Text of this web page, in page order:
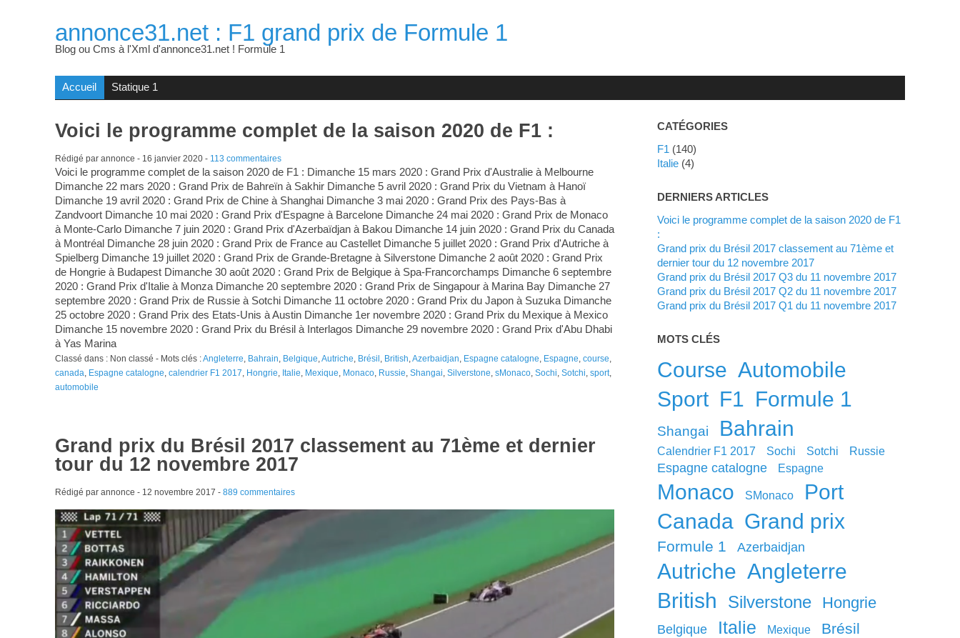
annonce31.net : F1 grand prix de Formule 1
Blog ou Cms à l'Xml d'annonce31.net ! Formule 1
Accueil Statique 1
Voici le programme complet de la saison 2020 de F1 :
Rédigé par annonce - 16 janvier 2020- 113 commentaires
Voici le programme complet de la saison 2020 de F1 : Dimanche 15 mars 2020 : Grand Prix d'Australie à Melbourne
Dimanche 22 mars 2020 : Grand Prix de Bahreïn à Sakhir Dimanche 5 avril 2020 : Grand Prix du Vietnam à Hanoï
Dimanche 19 avril 2020 : Grand Prix de Chine à Shanghai Dimanche 3 mai 2020 : Grand Prix des Pays-Bas à
Zandvoort Dimanche 10 mai 2020 : Grand Prix d'Espagne à Barcelone Dimanche 24 mai 2020 : Grand Prix de Monaco
à Monte-Carlo Dimanche 7 juin 2020 : Grand Prix d'Azerbaïdjan à Bakou Dimanche 14 juin 2020 : Grand Prix du Canada
à Montréal Dimanche 28 juin 2020 : Grand Prix de France au Castellet Dimanche 5 juillet 2020 : Grand Prix d'Autriche à
Spielberg Dimanche 19 juillet 2020 : Grand Prix de Grande-Bretagne à Silverstone Dimanche 2 août 2020 : Grand Prix
de Hongrie à Budapest Dimanche 30 août 2020 : Grand Prix de Belgique à Spa-Francorchamps Dimanche 6 septembre
2020 : Grand Prix d'Italie à Monza Dimanche 20 septembre 2020 : Grand Prix de Singapour à Marina Bay Dimanche 27
septembre 2020 : Grand Prix de Russie à Sotchi Dimanche 11 octobre 2020 : Grand Prix du Japon à Suzuka Dimanche
25 octobre 2020 : Grand Prix des Etats-Unis à Austin Dimanche 1er novembre 2020 : Grand Prix du Mexique à Mexico
Dimanche 15 novembre 2020 : Grand Prix du Brésil à Interlagos Dimanche 29 novembre 2020 : Grand Prix d'Abu Dhabi
à Yas Marina
Classé dans : Non classé - Mots clés :Angleterre Bahrain Belgique Autriche Brésil British Azerbaidjan Espagne catalogne Espagne course
canada Espagne catalogne calendrier F1 2017 Hongrie Italie Mexique Monaco, Russie Shangai Silverstone sMonaco, Sochi Sotchi sport,
automobile
Grand prix du Brésil 2017 classement au 71ème et dernier
tour du 12 novembre 2017
Rédigé par annonce - 12 novembre 2017 - 889 commentaires
CATÉGORIES
F1 (140)
Italie (4)
DERNIERS ARTICLES
Voici le programme complet de la saison 2020 de F1
:
Grand prix du Brésil 2017 classement au 71ème et
dernier tour du 12 novembre 2017
Grand prix du Brésil 2017 Q3 du 11 novembre 2017
Grand prix du Brésil 2017 Q2 du 11 novembre 2017
Grand prix du Brésil 2017 Q1 du 11 novembre 2017
MOTS CLÉS
course
automobile
sport
F1 Formule 1
Shangai Bahrain
calendrier F1 2017 Sochi Sotchi Russie
Espagne catalogne Espagne
Monaco sMonaco
port
canada
grand prix
formule 1 Azerbaidjan
Autriche
Angleterre
British
Silverstone Hongrie
Belgique Italie Mexique Brésil